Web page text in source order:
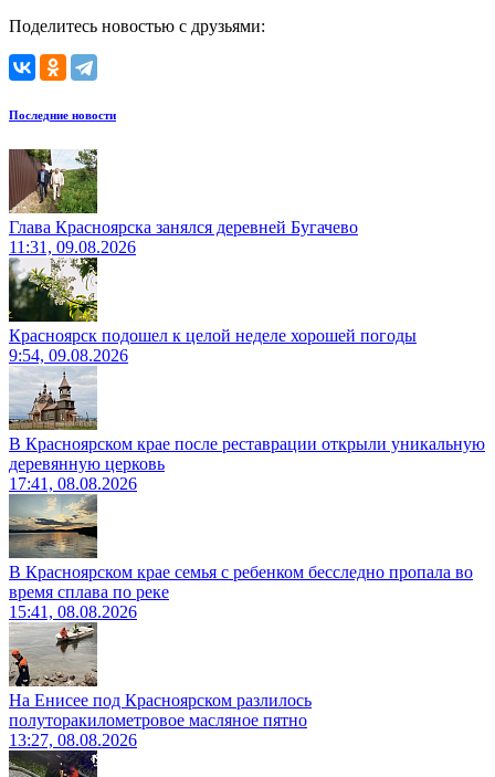
Поделитесь новостью с друзьями:
Последние новости
Глава Красноярска занялся деревней Бугачево
11:31, 09.08.2026
Красноярск подошел к целой неделе хорошей погоды
9:54, 09.08.2026
В Красноярском крае после реставрации открыли уникальную
деревянную церковь
17:41, 08.08.2026
В Красноярском крае семья с ребенком бесследно пропала во
время сплава по реке
15:41, 08.08.2026
На Енисее под Красноярском разлилось
полуторакилометровое масляное пятно
13:27, 08.08.2026